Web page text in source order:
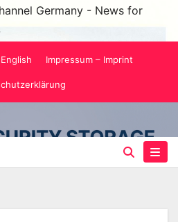
Germany - News for
English Impressum – Imprint